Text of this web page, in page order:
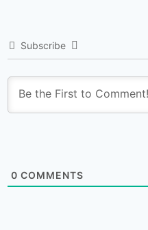
Subscribe
0 COMMENTS